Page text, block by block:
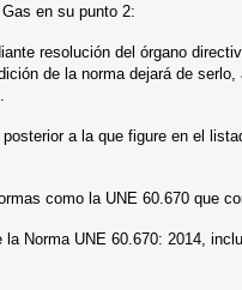
en su punto 2:
resolución del órgano
de la norma dejará de
a la que figure en el
como la UNE 60.670 que
Norma UNE 60.670: 2014,